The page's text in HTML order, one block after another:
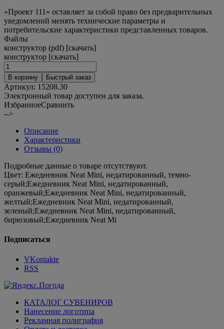
«Проект 111» оставляет за собой право без предварительных
уведомлений менять технические параметры и
потребительские характеристики представленных товаров.
Файлы
конструктор (pdf) [скачать]
конструктор [скачать]
В корзину Быстрый заказ
Артикул: 15208.30
Электронный товар доступен для заказа.
ИзбранноеСравнить
-->
Описание
Характеристики
Отзывы (0)
Подробные данные о товаре отсутствуют.
Цвет: Ежедневник Neat Mini, недатированный, темно-
серый;Ежедневник Neat Mini, недатированный,
оранжевый;Ежедневник Neat Mini, недатированный,
желтый;Ежедневник Neat Mini, недатированный,
зеленый;Ежедневник Neat Mini, недатированный,
бирюзовый;Ежедневник Neat Mi
Подписаться
VKontakte
RSS
КАТАЛОГ СУВЕНИРОВ
Нанесение логотипа
Рекламная полиграфия